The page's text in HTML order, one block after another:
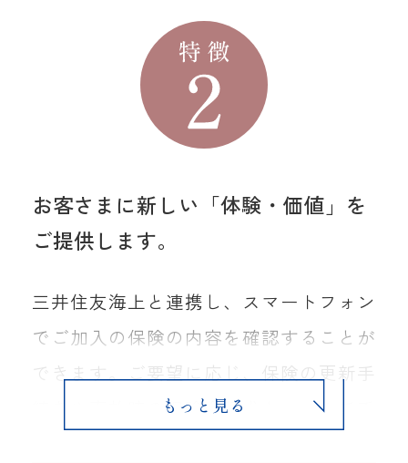
お客さまに新しい「体験・価値」を
ご提供します。
三井住友海上と連携し、スマートフォン
でご加入の保険の内容を確認することが
できます。ご要望に応じ、保険の更新手
続きや事故時の保険金請求もスマホで手